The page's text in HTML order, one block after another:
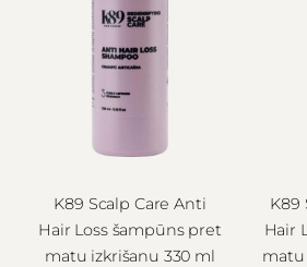
K89 Scalp Care Anti
Hair Loss šampūns pret
matu izkrišanu 330 ml
K89
Hair
matu